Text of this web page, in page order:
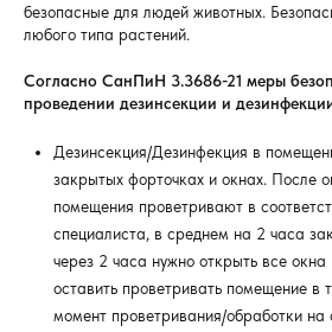
безопасные для людей животных.
любого типа растений.
Согласно СанПиН 3.3686-21 меры
проведении дезинсекции и
Дезинсекция/Дезинфекция в
закрытых форточках и окнах. После
помещения проветривают в
специалиста, в среднем на 2 часа
через 2 часа нужно открыть все
оставить проветривать помещение в
момент проветривания/обработки на